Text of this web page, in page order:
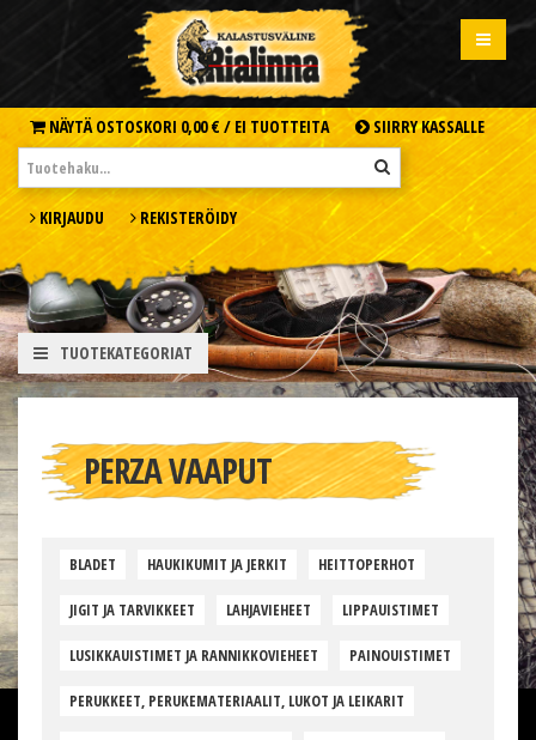
NÄYTÄ OSTOSKORI 0,00 € / EI TUOTTEITA SIIRRY KASSALLE
KIRJAUDU REKISTERÖIDY
TUOTEKATEGORIAT
PERZA VAAPUT
BLADET HAUKIKUMIT JA JERKIT HEITTOPERHOT
JIGIT JA TARVIKKEET LAHJAVIEHEET LIPPAUISTIMET
LUSIKKAUISTIMET JA RANNIKKOVIEHEET PAINOUISTIMET
PERUKKEET, PERUKEMATERIAALIT, LUKOT JA LEIKARIT